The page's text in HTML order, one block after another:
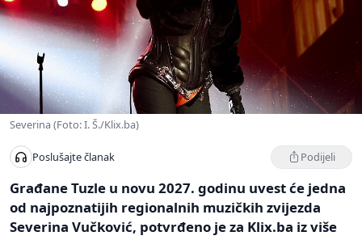
Severina (Foto: I. Š./Klix.ba)
Poslušajte članak Podijeli
Građane Tuzle u novu 2027. godinu uvest će jedna
od najpoznatijih regionalnih muzičkih zvijezda
Severina Vučković, potvrđeno je za Klix.ba iz više